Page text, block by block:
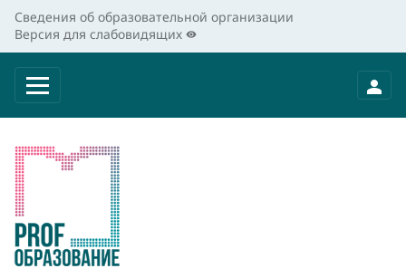
Сведения об образовательной организации
Версия для слабовидящих